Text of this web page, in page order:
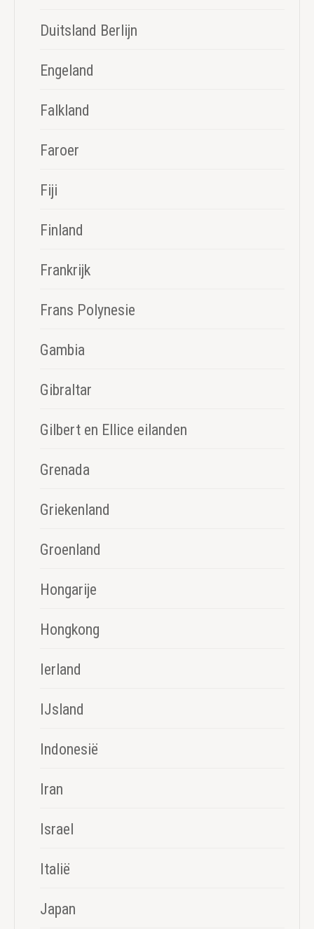
Duitsland Berlijn
Engeland
Falkland
Faroer
Fiji
Finland
Frankrijk
Frans Polynesie
Gambia
Gibraltar
Gilbert en Ellice eilanden
Grenada
Griekenland
Groenland
Hongarije
Hongkong
Ierland
IJsland
Indonesië
Iran
Israel
Italië
Japan